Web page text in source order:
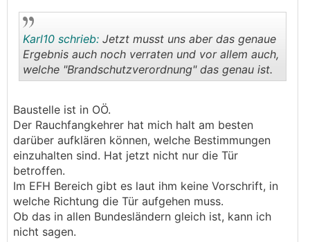
Karl10 schrieb: Jetzt musst uns aber das genaue
Ergebnis auch noch verraten und vor allem auch,
welche "Brandschutzverordnung" das genau ist.
Baustelle ist in OÖ.
Der Rauchfangkehrer hat mich halt am besten
darüber aufklären können, welche Bestimmungen
einzuhalten sind. Hat jetzt nicht nur die Tür
betroffen.
Im EFH Bereich gibt es laut ihm keine Vorschrift, in
welche Richtung die Tür aufgehen muss.
Ob das in allen Bundesländern gleich ist, kann ich
nicht sagen.